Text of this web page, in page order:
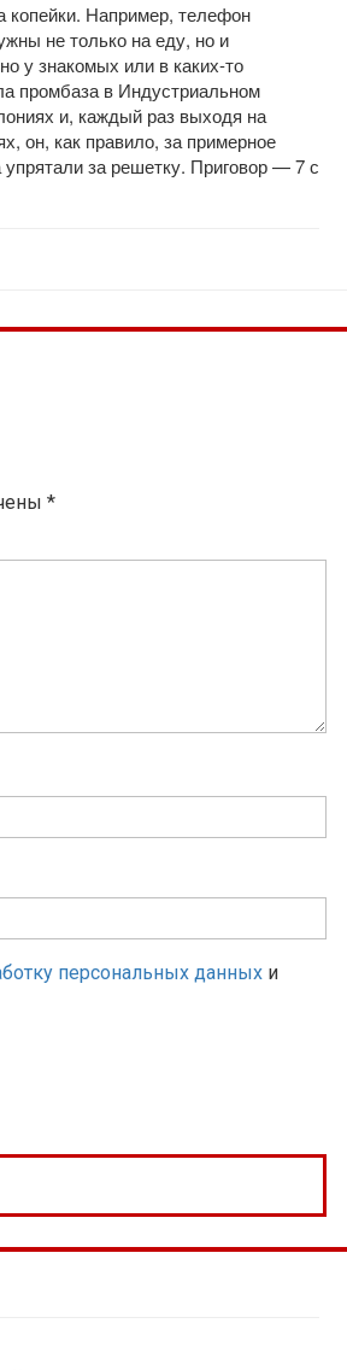
копейки. Например, телефон
не только на еду, но и
у знакомых или в каких-то
промбаза в Индустриальном
и, каждый раз выходя на
он, как правило, за примерное
за решетку. Приговор — 7 с
*
персональных данных и